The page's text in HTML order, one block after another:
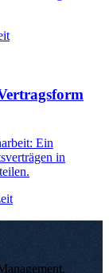
Ein
in
.